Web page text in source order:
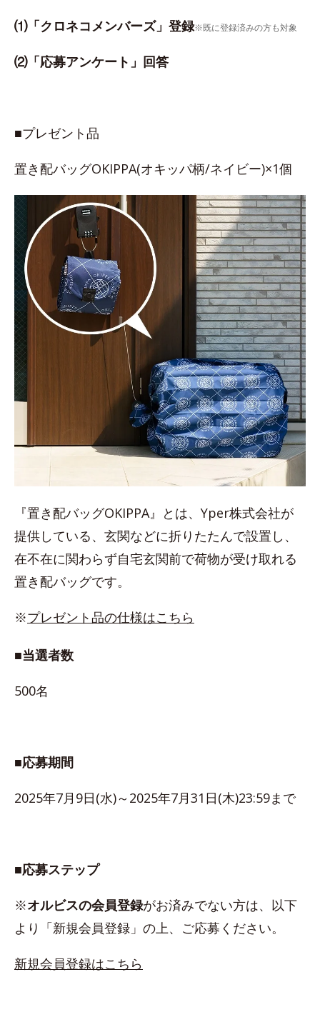
⑴「クロネコメンバーズ」登録※既に登録済みの方も対象
⑵「応募アンケート」回答
■プレゼント品
置き配バッグOKIPPA(オキッパ柄/ネイビー)×1個
『置き配バッグOKIPPA』とは、Yper株式会社が
提供している、玄関などに折りたたんで設置し、
在不在に関わらず自宅玄関前で荷物が受け取れる
置き配バッグです。
※プレゼント品の仕様はこちら
■当選者数
500名
■応募期間
2025年7月9日(水)～2025年7月31日(木)23:59まで
■応募ステップ
※オルビスの会員登録がお済みでない方は、以下
より「新規会員登録」の上、ご応募ください。
新規会員登録はこちら